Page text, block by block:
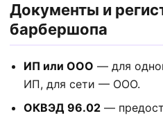
Документы и
барбершопа
ИП или ООО — для
ИП, для сети — ООО.
ОКВЭД 96.02 —